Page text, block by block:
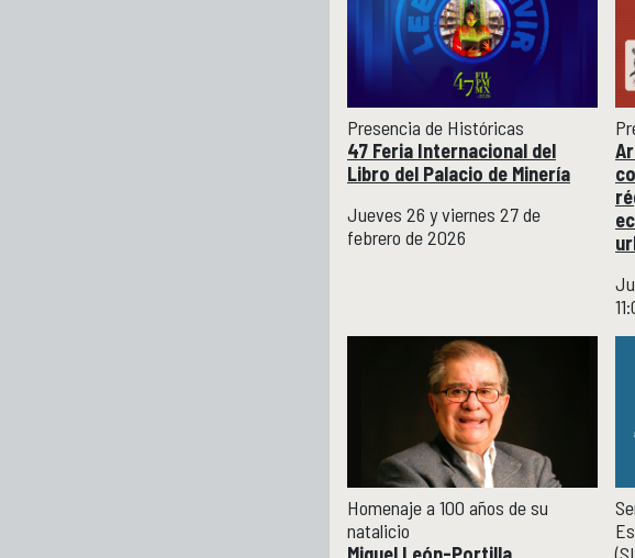
Presencia de Históricas
47 Feria Internacional del
Libro del Palacio de Minería
Jueves 26 y viernes 27 de
febrero de 2026
Homenaje a 100 años de su
natalicio